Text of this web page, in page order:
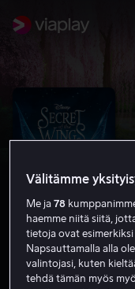
Secret of the
Välitämme
Me ja78
haemme niitä siitä,
tietoja ovat
Napsauttamalla alla
valintojasi, kuten
tehdä tämän myös